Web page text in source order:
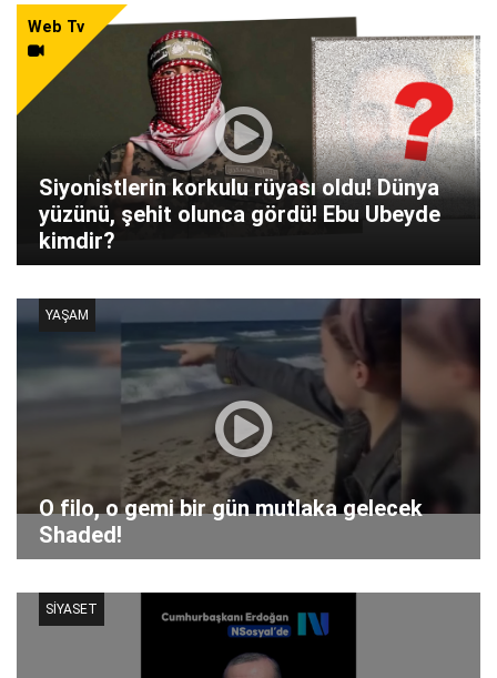
Web Tv
Siyonistlerin korkulu rüyası oldu! Dünya
yüzünü, şehit olunca gördü! Ebu Ubeyde
kimdir?
O filo, o gemi bir gün mutlaka gelecek
Shaded!
YAŞAM
SİYASET